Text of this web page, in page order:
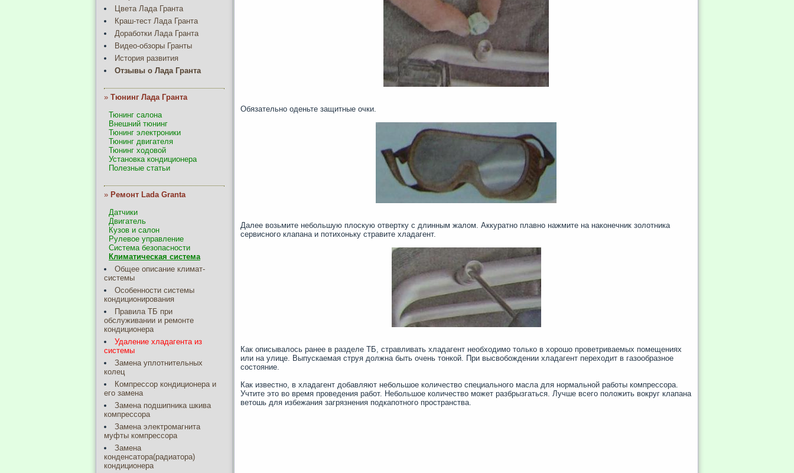
Цвета Лада Гранта
Краш-тест Лада Гранта
Доработки Лада Гранта
Видео-обзоры Гранты
История развития
Отзывы о Лада Гранта
» Тюнинг Лада Гранта
Тюнинг салона
Внешний тюнинг
Тюнинг электроники
Тюнинг двигателя
Тюнинг ходовой
Установка кондиционера
Полезные статьи
» Ремонт Lada Granta
Датчики
Двигатель
Кузов и салон
Рулевое управление
Система безопасности
Климатическая система
Общее описание климат-
системы
Особенности системы
кондиционирования
Правила ТБ при
обслуживании и ремонте
кондиционера
Удаление хладагента из
системы
Замена уплотнительных
колец
Компрессор кондиционера и
его замена
Замена подшипника шкива
компрессора
Замена электромагнита
муфты компрессора
Замена
конденсатора(радиатора)
кондиционера
Обязательно оденьте защитные очки.
Далее возьмите небольшую плоскую отвертку с длинным жалом. Аккуратно плавно нажмите на наконечник золотника
сервисного клапана и потихоньку стравите хладагент.
Как описывалось ранее в разделе ТБ, стравливать хладагент необходимо только в хорошо проветриваемых помещениях
или на улице. Выпускаемая струя должна быть очень тонкой. При высвобождении хладагент переходит в газообразное
состояние.
Как известно, в хладагент добавляют небольшое количество специального масла для нормальной работы компрессора.
Учтите это во время проведения работ. Небольшое количество может разбрызгаться. Лучше всего положить вокруг клапана
ветошь для избежания загрязнения подкапотного пространства.